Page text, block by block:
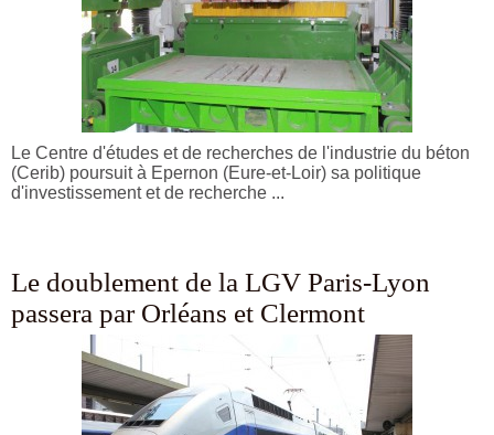
Le Centre d'études et de recherches de l'industrie du béton
(Cerib) poursuit à Epernon (Eure-et-Loir) sa politique
d'investissement et de recherche ...
Le doublement de la LGV Paris-Lyon
passera par Orléans et Clermont